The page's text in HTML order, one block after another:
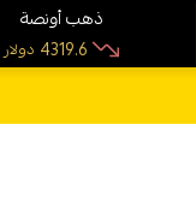
ذهب أونصة
دولار 4319.6